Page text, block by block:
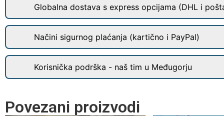
Globalna dostava s express opcijama (DHL i
Načini sigurnog plaćanja (kartično i PayPal)
Korisnička podrška - naš tim u Međugorju
Povezani proizvodi